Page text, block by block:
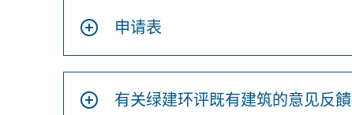
申请表
有关绿建环评既有建筑的意见反饋